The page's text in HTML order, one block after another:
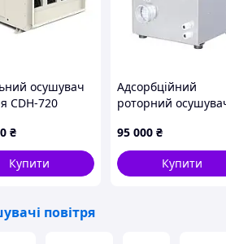
осушителя повітря з урахуванням
нашої компанії,
Монтаж. Доставка. Сервісне
осушувач
CDH-720
₴
Купити
Адсорбційний
роторний
95 000 ₴
Купити
повітря